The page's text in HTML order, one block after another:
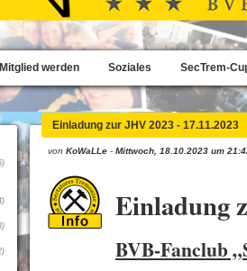
Mitglied werden Soziales SecTrem-
Einladung zur JHV 2023 - 17.11.2023
von KoWaLLe - Mittwoch, 18.10.2023 um
Einladung
BVB-Fanclub